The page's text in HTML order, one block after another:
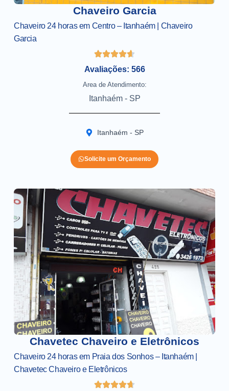
Chaveiro Garcia
Chaveiro 24 horas em Centro – Itanhaém | Chaveiro
Garcia
Avaliações: 566
Area de Atendimento:
Itanhaém - SP
Itanhaém - SP
Solicite um Orçamento
Chavetec Chaveiro e Eletrônicos
Chaveiro 24 horas em Praia dos Sonhos – Itanhaém |
Chavetec Chaveiro e Eletrônicos